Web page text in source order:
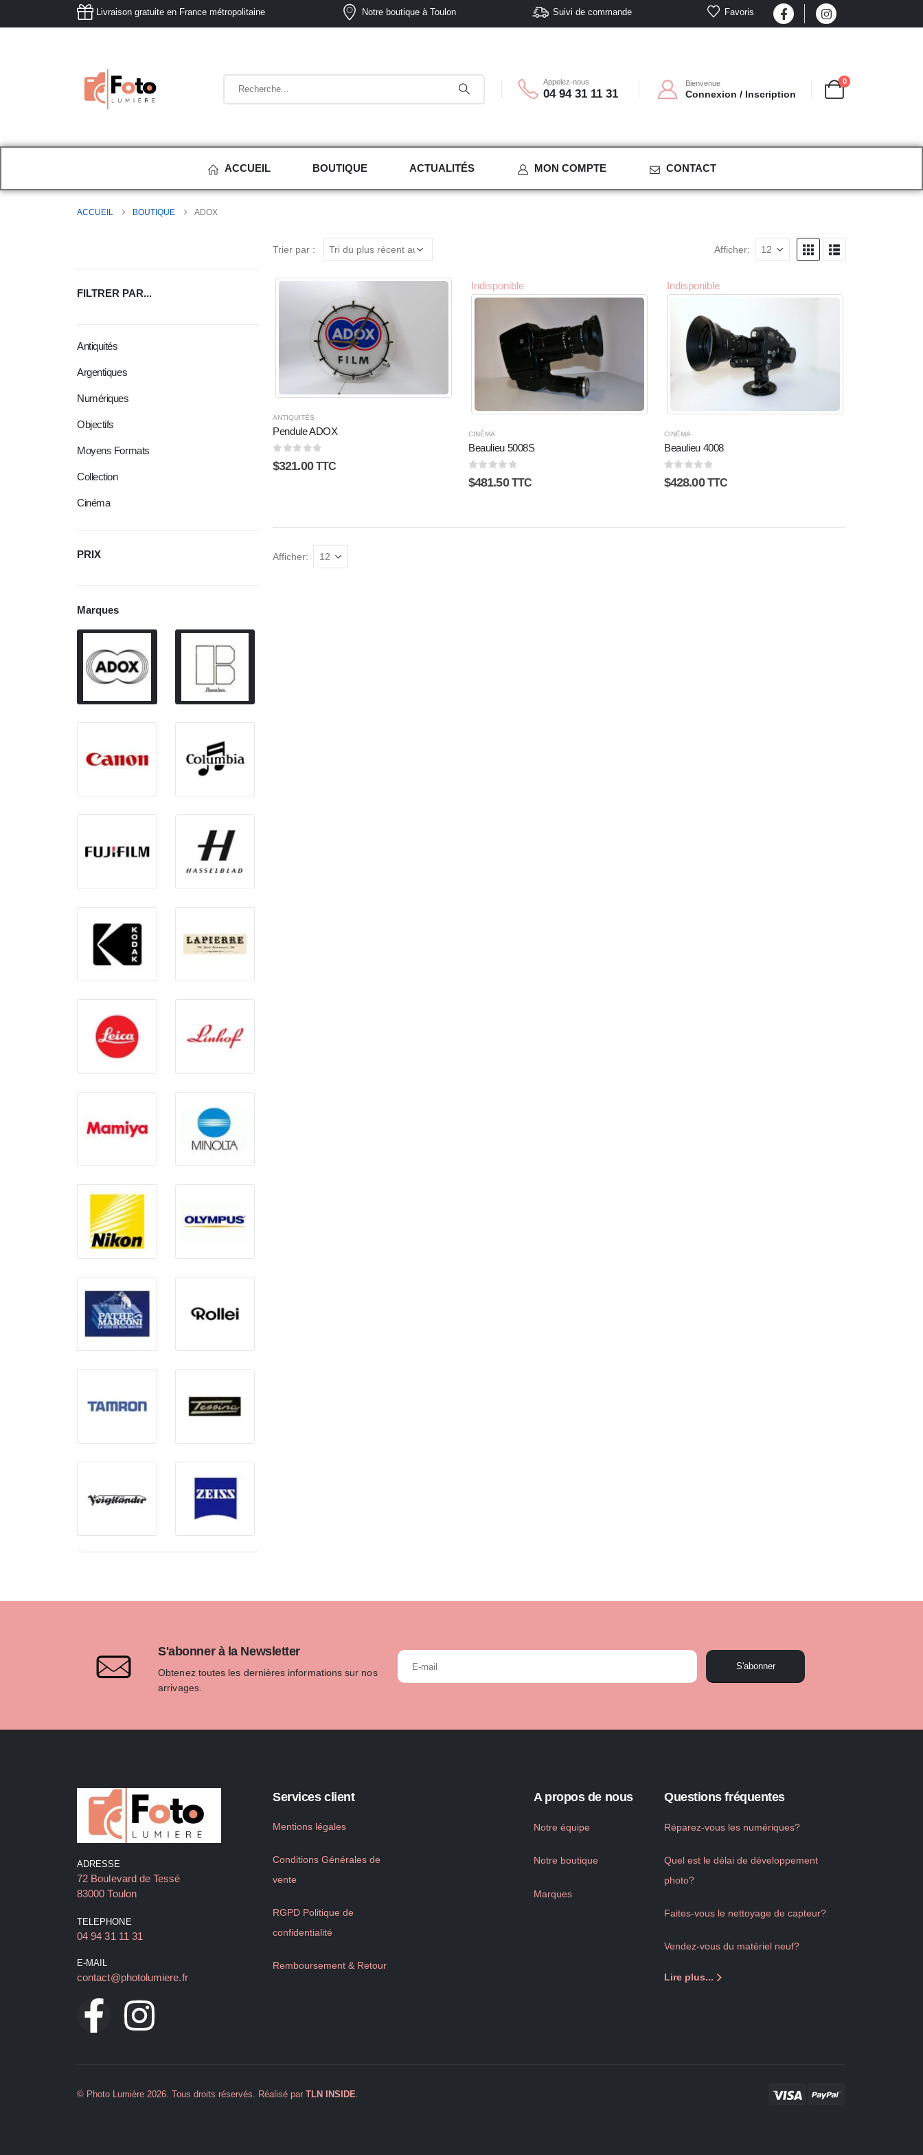
Notre boutique à Toulon
Livraison gratuite en France métropolitaine Suivi de commande Favoris
Appelez-nous
04 94 31 11 31
Bienvenue
Connexion / Inscription
0
ACCUEIL BOUTIQUE ACTUALITÉS MON COMPTE CONTACT
ACCUEIL BOUTIQUE ADOX
Trier par : Afficher:
ANTIQUITÉS
Pendule ADOX
0 sur 5
$321.00 TTC
Indisponible
CINÉMA
Beaulieu 5008S
0 sur 5
$481.50 TTC
Indisponible
CINÉMA
Beaulieu 4008
0 sur 5
$428.00 TTC
Afficher:
FILTRER PAR...
Antiquités
Argentiques
Numériques
Objectifs
Moyens Formats
Collection
Cinéma
PRIX
Marques
S'abonner à la Newsletter
Obtenez toutes les dernières informations sur nos
arrivages.
S'abonner
ADRESSE
72 Boulevard de Tessé
83000 Toulon
TELEPHONE
04 94 31 11 31
E-MAIL
contact@photolumiere.fr
Services client
Mentions légales
Conditions Générales de
vente
RGPD Politique de
confidentialité
Remboursement & Retour
A propos de nous
Notre équipe
Notre boutique
Marques
Questions fréquentes
Réparez-vous les numériques?
Quel est le délai de développement
photo?
Faites-vous le nettoyage de capteur?
Vendez-vous du matériel neuf?
Lire plus...
© Photo Lumière 2026. Tous droits réservés. Réalisé par TLN INSIDE.